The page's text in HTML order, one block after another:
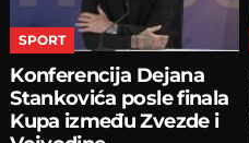
SPORT
Konferencija Dejana
Stankovića posle finala
Kupa između Zvezde i